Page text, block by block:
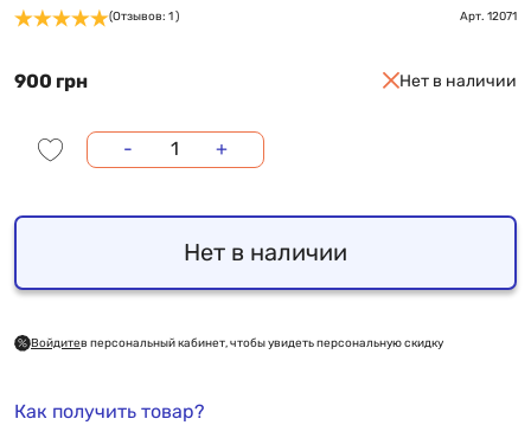
(Отзывов: 1 ) Арт. 12071
900 грн Нет в наличии
- +
Нет в наличии
Войдитев персональный кабинет, чтобы увидеть персональную скидку
Как получить товар?